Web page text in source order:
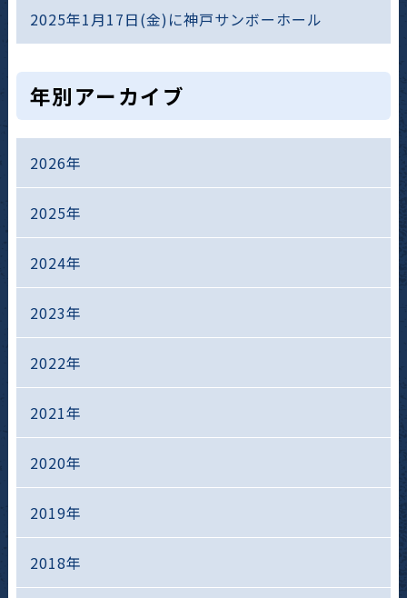
2025年1月17日(金)に神戸サンボーホール
年別アーカイブ
2026年
2025年
2024年
2023年
2022年
2021年
2020年
2019年
2018年